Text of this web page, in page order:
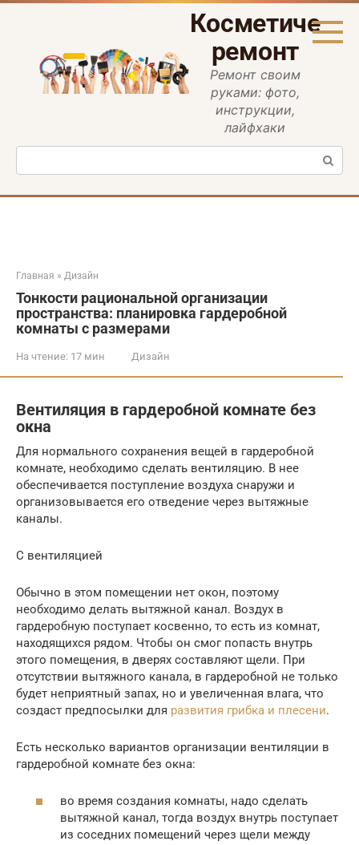
Перейти
ремонт
Ремонт своим
руками: фото,
инструкции,
лайфхаки
Поиск:
Главная » Дизайн
Тонкости рациональной организации
пространства: планировка гардеробной
комнаты с размерами
На чтение: 17 мин Дизайн
Вентиляция в гардеробной комнате без
окна
Для нормального сохранения вещей в гардеробной
комнате, необходимо сделать вентиляцию. В нее
обеспечивается поступление воздуха снаружи и
организовывается его отведение через вытяжные
каналы.
С вентиляцией
Обычно в этом помещении нет окон, поэтому
необходимо делать вытяжной канал. Воздух в
гардеробную поступает косвенно, то есть из комнат,
находящихся рядом. Чтобы он смог попасть внутрь
этого помещения, в дверях составляют щели. При
отсутствии вытяжного канала, в гардеробной не только
будет неприятный запах, но и увеличенная влага, что
создаст предпосылки для развития грибка и плесени.
Есть несколько вариантов организации вентиляции в
гардеробной комнате без окна:
во время создания комнаты, надо сделать
вытяжной канал, тогда воздух внутрь поступает
из соседних помещений через щели между